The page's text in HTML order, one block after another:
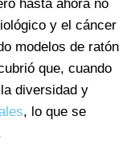
hasta ahora no
y el cáncer
modelos de ratón
que, cuando
diversidad y
, lo que se